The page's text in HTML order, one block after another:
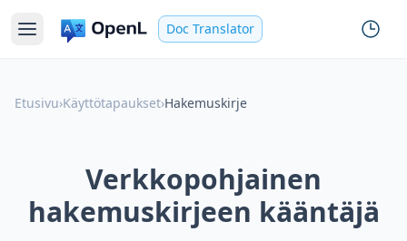
Doc Translator
Etusivu›Käyttötapaukset›Hakemuskirje
Verkkopohjainen
hakemuskirjeen kääntäjä